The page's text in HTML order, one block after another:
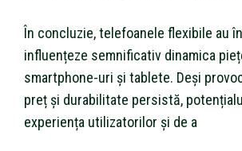
În concluzie, telefoanele flexibile au
influențeze semnificativ dinamica
smartphone-uri și tablete. Deși
preț și durabilitate persistă,
experiența utilizatorilor și de a